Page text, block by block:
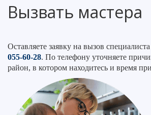
Вызвать мастера
Оставляете заявку на вызов
055-60-28. По телефону уточняете
район, в котором находитесь и время